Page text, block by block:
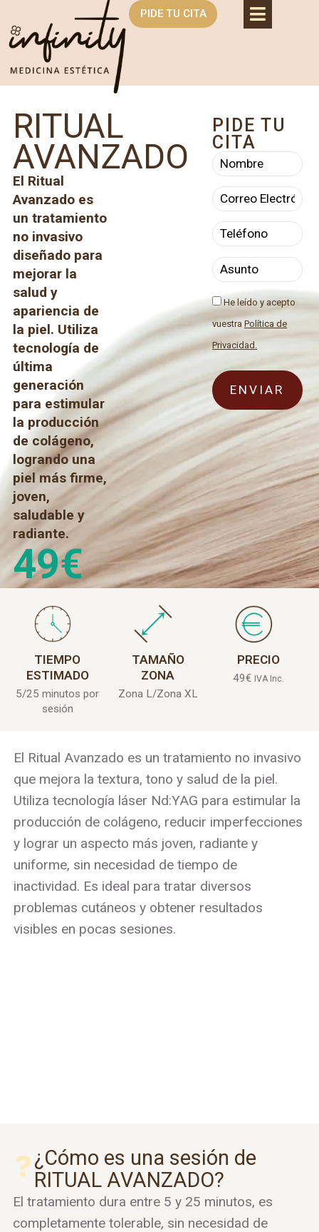
PIDE TU CITA
RITUAL
AVANZADO
El Ritual
Avanzado es
un tratamiento
no invasivo
diseñado para
mejorar la
salud y
apariencia de
la piel. Utiliza
tecnología de
última
generación
para estimular
la producción
de colágeno,
logrando una
piel más firme,
joven,
saludable y
radiante.
49€
PIDE TU
CITA
He leído y acepto
vuestraPolítica de
Privacidad.
TIEMPO
ESTIMADO
5/25 minutos por
sesión
TAMAÑO
ZONA
Zona L/Zona XL
PRECIO
49€ IVA Inc.
El Ritual Avanzado es un tratamiento no invasivo
que mejora la textura, tono y salud de la piel.
Utiliza tecnología láser Nd:YAG para estimular la
producción de colágeno, reducir imperfecciones
y lograr un aspecto más joven, radiante y
uniforme, sin necesidad de tiempo de
inactividad. Es ideal para tratar diversos
problemas cutáneos y obtener resultados
visibles en pocas sesiones.
¿Cómo es una sesión de
RITUAL AVANZADO?
El tratamiento dura entre 5 y 25 minutos, es
completamente tolerable, sin necesidad de